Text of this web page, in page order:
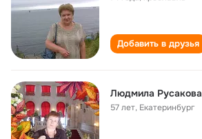
Добавить в друзья
Людмила Русакова
57 лет, Екатеринбург